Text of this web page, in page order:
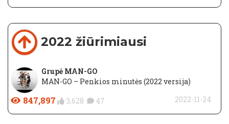
2022 žiūrimiausi
Grupė MAN-GO
MAN-GO – Penkios minutės (2022 versija)
847,897 3,628 47 2022-11-24